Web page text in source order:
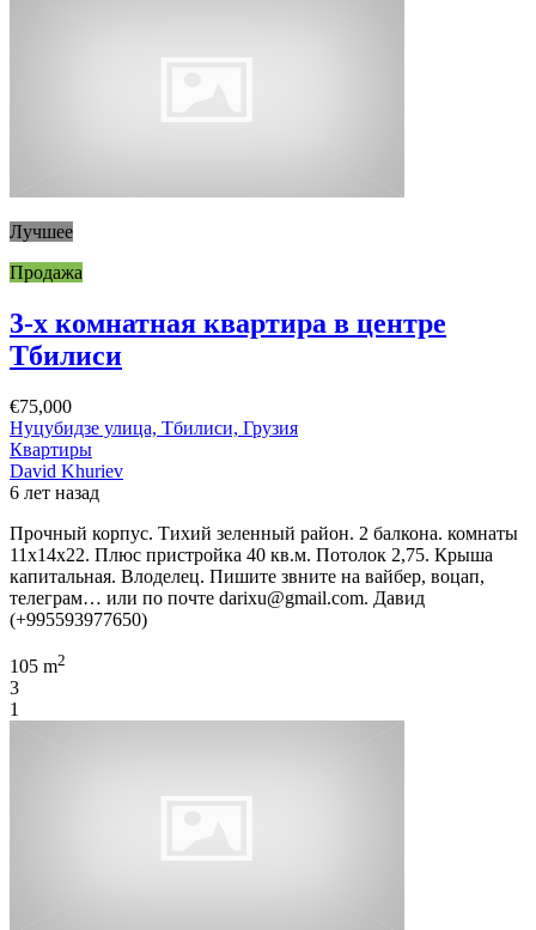
Лучшее
Продажа
3-х комнатная квартира в центре
Тбилиси
€75,000
Нуцубидзе улица, Тбилиси, Грузия
Квартиры
David Khuriev
6 лет назад
Прочный корпус. Тихий зеленный район. 2 балкона. комнаты
11х14х22. Плюс пристройка 40 кв.м. Потолок 2,75. Крыша
капитальная. Влоделец. Пишите звните на вайбер, воцап,
телеграм… или по почте darixu@gmail.com. Давид
(+995593977650)
105 m2
3
1